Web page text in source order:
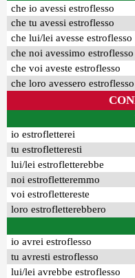
che io avessi estroflesso
che tu avessi estroflesso
che lui/lei avesse estroflesso
che noi avessimo estroflesso
che voi aveste estroflesso
che loro avessero estroflesso
io estrofletterei
tu estrofletteresti
lui/lei estrofletterebbe
noi estrofletteremmo
voi estroflettereste
loro estrofletterebbero
io avrei estroflesso
tu avresti estroflesso
lui/lei avrebbe estroflesso